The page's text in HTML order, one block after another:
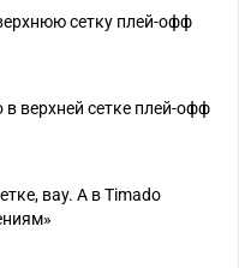
сетку плей-офф
в верхней сетке плей-офф
вау. А в Timado